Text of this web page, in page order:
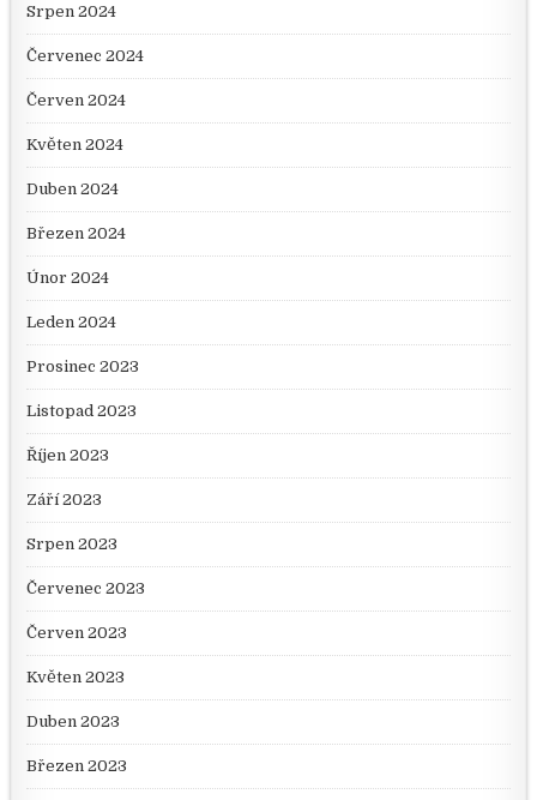
Srpen 2024
Červenec 2024
Červen 2024
Květen 2024
Duben 2024
Březen 2024
Únor 2024
Leden 2024
Prosinec 2023
Listopad 2023
Říjen 2023
Září 2023
Srpen 2023
Červenec 2023
Červen 2023
Květen 2023
Duben 2023
Březen 2023